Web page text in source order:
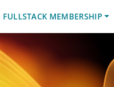
FULLSTACK MEMBERSHIP